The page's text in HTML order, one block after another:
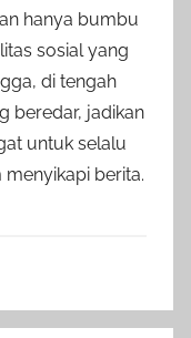
hanya bumbu
sosial yang
di tengah
beredar, jadikan
untuk selalu
berita.